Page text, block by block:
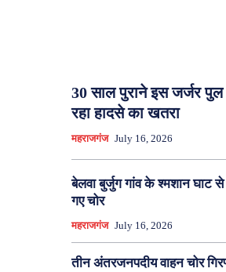
30 साल पुराने इस जर्जर
रहा हादसे का खतरा
महराजगंज July 16, 2026
बेलवा बुर्जुग गांव के श्मशान घाट
गए चोर
महराजगंज July 16, 2026
तीन अंतरजनपदीय वाहन चोर